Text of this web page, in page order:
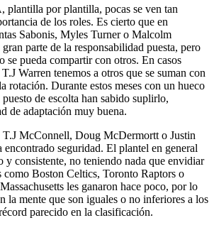
plantilla por plantilla, pocas se ven tan
de los roles. Es cierto que en
Sabonis, Myles Turner o Malcolm
parte de la responsabilidad puesta, pero
se pueda compartir con otros. En casos
Warren tenemos a otros que se suman con
rotación. Durante estos meses con un hueco
de escolta han sabido suplirlo,
de adaptación muy buena.
T.J McConnell, Doug McDermortt o Justin
seguridad. El plantel en general
y consistente, no teniendo nada que envidiar
como Boston Celtics, Toronto Raptors o
les ganaron hace poco, por lo
la mente que son iguales o no inferiores a los
parecido en la clasificación.